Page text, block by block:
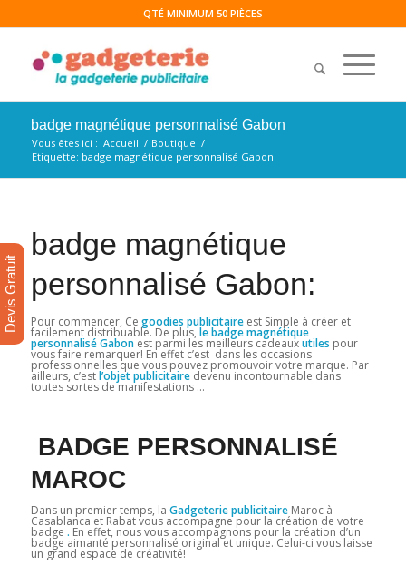
QTÉ MINIMUM 50 PIÈCES
badge magnétique personnalisé Gabon
Vous êtes ici : Accueil / Boutique /
Etiquette: badge magnétique personnalisé Gabon
badge magnétique
personnalisé Gabon:
Pour commencer, Ce goodies publicitaireest Simple à créer et
facilement distribuable. De plus, le badge magnétique
personnalisé Gabon est parmi les meilleurs cadeauxutiles pour
vous faire remarquer! En effet c’est dans les occasions
professionnelles que vous pouvez promouvoir votre marque. Par
ailleurs, c’estl’objet publicitairedevenu incontournable dans
toutes sortes de manifestations …
BADGE PERSONNALISÉ
MAROC
Dans un premier temps, la Gadgeterie publicitaireMaroc à
Casablanca et Rabat vous accompagne pour la création de votre
badge . En effet, nous vous accompagnons pour la création d’un
badge aimanté personnalisé original et unique. Celui-ci vous laisse
un grand espace de créativité!
Devis Gratuit